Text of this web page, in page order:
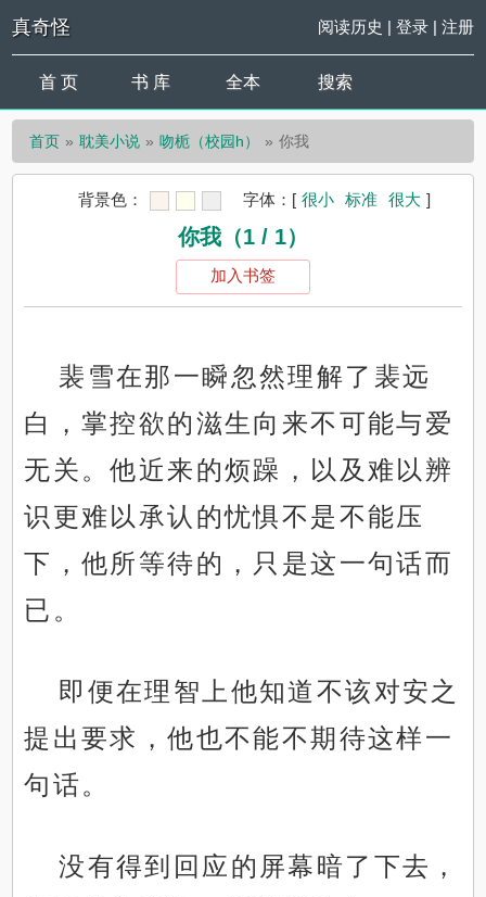
真奇怪 阅读历史 | 登录| 注册
首 页 书 库 全本 搜索
首页 耽美小说 吻栀（校园h） 你我
背景色： 字体： [ 很小 标准 很大 ]
你我（1 / 1）
加入书签
裴雪在那一瞬忽然理解了裴远
白，掌控欲的滋生向来不可能与爱
无关。他近来的烦躁，以及难以辨
识更难以承认的忧惧不是不能压
下，他所等待的，只是这一句话而
已。
即便在理智上他知道不该对安之
提出要求，他也不能不期待这样一
句话。
没有得到回应的屏幕暗了下去，